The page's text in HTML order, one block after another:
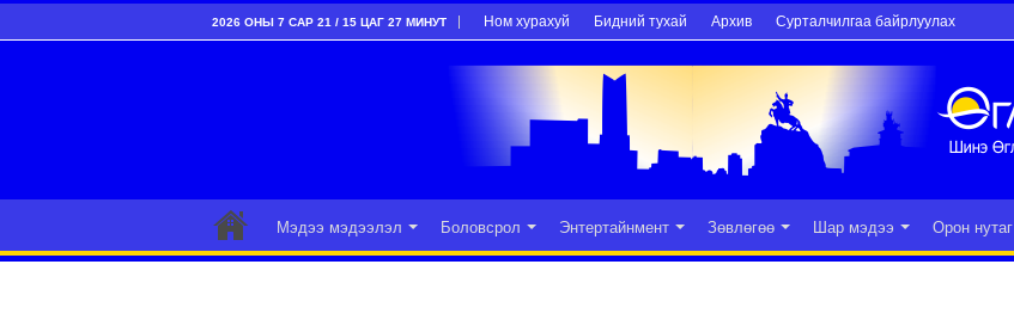
2026 ОНЫ 7 САР 21 / 15 ЦАГ 27 МИНУТ Ном хурахуй Бидний тухай Архив Сурталчилгаа байрлуулах
Мэдээ мэдээлэл Боловсрол Энтертайнмент Зөвлөгөө Шар мэдээ Орон нутаг